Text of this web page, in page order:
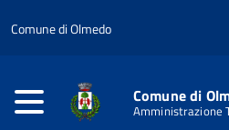
Comune di Olmedo
Comune di
Amministrazione